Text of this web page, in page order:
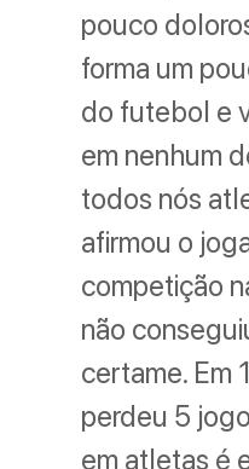
pouco
forma um
do futebol e
em nenhum
todos nós
afirmou o
competição
não
certame. Em
perdeu 5
em atletas é